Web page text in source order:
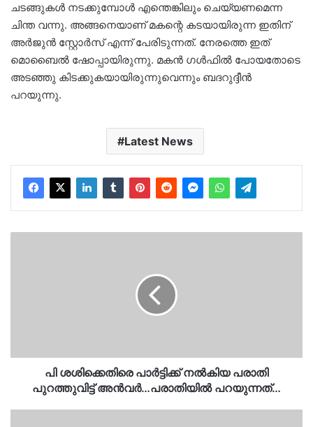
ചടങ്ങുകൾ നടക്കുമ്പോൾ എന്തെങ്കിലും ചെയ്യണമെന്ന
ചിന്ത വന്നു. അങ്ങനെയാണ് മകന്റെ കടയായിരുന്ന ഇതിന്
അർജുൻ സ്റ്റോർസ് എന്ന് പേരിടുന്നത്. നേരത്തെ ഇത്
മൊബൈൽ ഷോപ്പായിരുന്നു. മകൻ ​ഗൾഫിൽ പോയതോടെ
അടഞ്ഞു കിടക്കുകയായിരുന്നുവെന്നും ബദറുദ്ദീൻ
പറയുന്നു.
Latest News
പറയുന്നത്…
പി ശശിക്കെതിരെ പാർട്ടിക്ക് നൽകിയ പരാതി
പുറത്തുവിട്ട് അൻവർ…പരാതിയിൽ പറയുന്നത്…